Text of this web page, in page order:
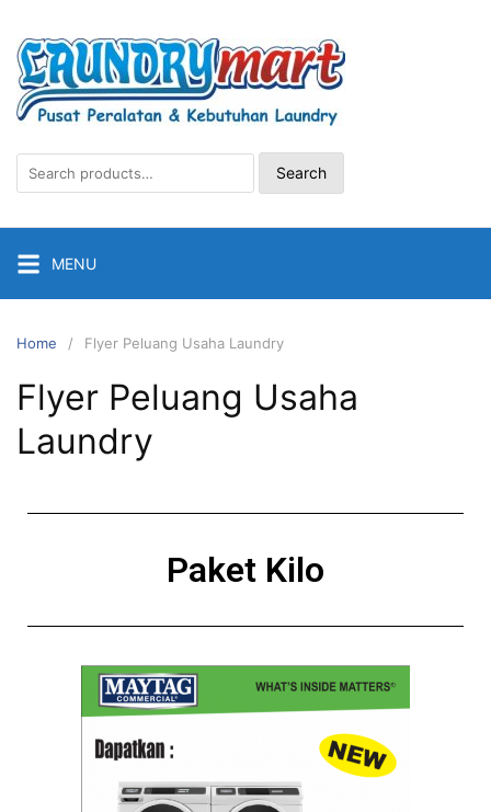
Search
MENU
Home Flyer Peluang Usaha Laundry
Flyer Peluang Usaha
Laundry
Paket Kilo